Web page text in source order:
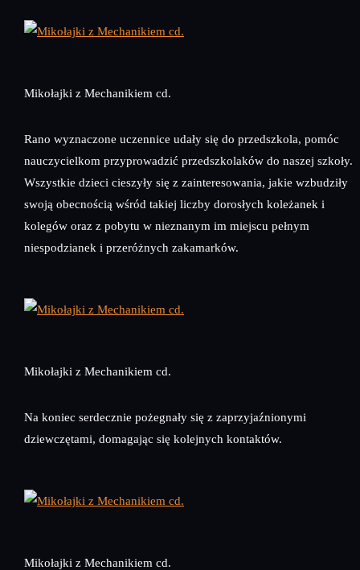
Mikołajki z Mechanikiem cd.
Rano wyznaczone uczennice udały się do przedszkola, pomóc
nauczycielkom przyprowadzić przedszkolaków do naszej szkoły.
Wszystkie dzieci cieszyły się z zainteresowania, jakie wzbudziły
swoją obecnością wśród takiej liczby dorosłych koleżanek i
kolegów oraz z pobytu w nieznanym im miejscu pełnym
niespodzianek i przeróżnych zakamarków.
Mikołajki z Mechanikiem cd.
Na koniec serdecznie pożegnały się z zaprzyjaźnionymi
dziewczętami, domagając się kolejnych kontaktów.
Mikołajki z Mechanikiem cd.